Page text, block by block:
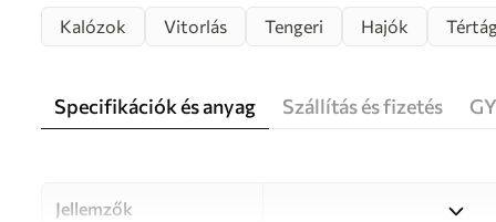
Kalózok Vitorlás Tengeri Hajók
Specifikációk és anyag Szállítás és fizetés
Jellemzők